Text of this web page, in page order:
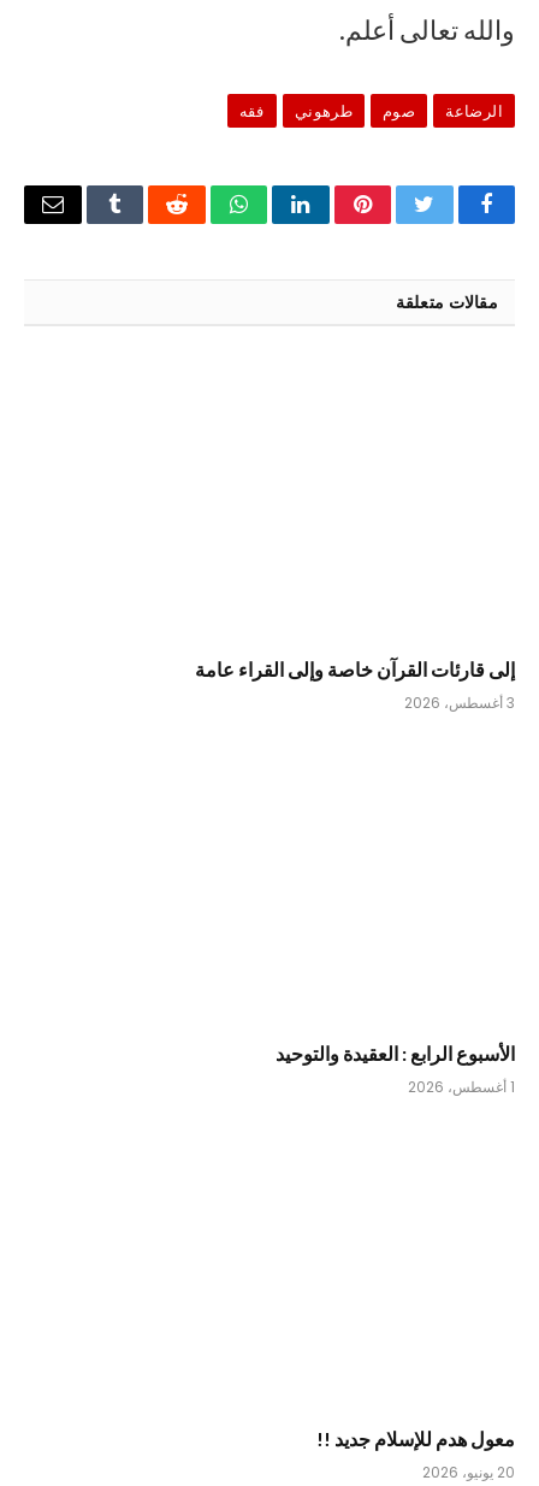
والله تعالى أعلم.
الرضاعة صوم طرهوني فقه
فيسبوكتويتر بينتيريستلينكدإنواتسابرديت Tumblrالبريد
مقالات متعلقة
إلى قارئات القرآن خاصة وإلى القراء عامة
3 أغسطس، 2026
الأسبوع الرابع : العقيدة والتوحيد
1 أغسطس، 2026
معول هدم للإسلام جديد !!
20 يونيو، 2026